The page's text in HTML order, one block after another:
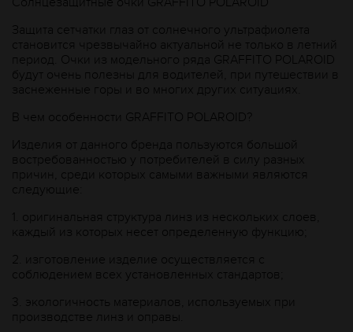
Защита сетчатки глаз от солнечного ультрафиолета
становится чрезвычайно актуальной не только в летний
период. Очки из модельного ряда GRAFFITO POLAROID
будут очень полезны для водителей, при путешествии в
заснеженные горы и во многих других ситуациях.
В чем особенности GRAFFITO POLAROID?
Изделия от данного бренда пользуются большой
востребованностью у потребителей в силу разных
причин, среди которых самыми важными являются
следующие:
оригинальная структура линз из нескольких слоев,
каждый из которых несет определенную функцию;
2.
изготовление изделие осуществляется с
соблюдением всех установленных стандартов;
3. экологичность материалов, используемых при
производстве линз и оправы.